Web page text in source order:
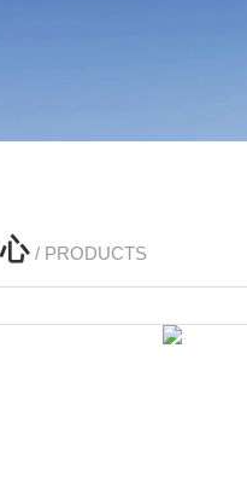
/ PRODUCTS